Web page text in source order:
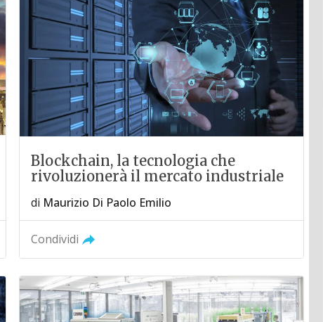
Blockchain, la tecnologia che
rivoluzionerà il mercato industriale
di Maurizio Di Paolo Emilio
Condividi